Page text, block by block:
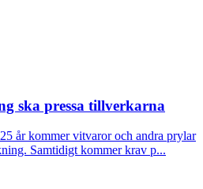
ska pressa tillverkarna
år kommer vitvaror och andra prylar
Samtidigt kommer krav p...